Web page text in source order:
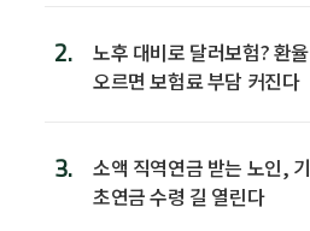
2.
노후 대비로 달러보험? 환율
오르면 보험료 부담 커진다
3.
소액 직역연금 받는 노인, 기
초연금 수령 길 열린다